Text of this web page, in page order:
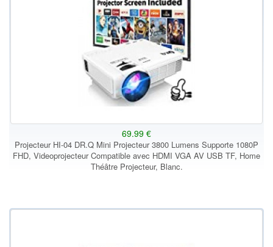
69.99 €
Projecteur HI-04 DR.Q Mini Projecteur 3800 Lumens Supporte 1080P
FHD, Videoprojecteur Compatible avec HDMI VGA AV USB TF, Home
Théâtre Projecteur, Blanc.